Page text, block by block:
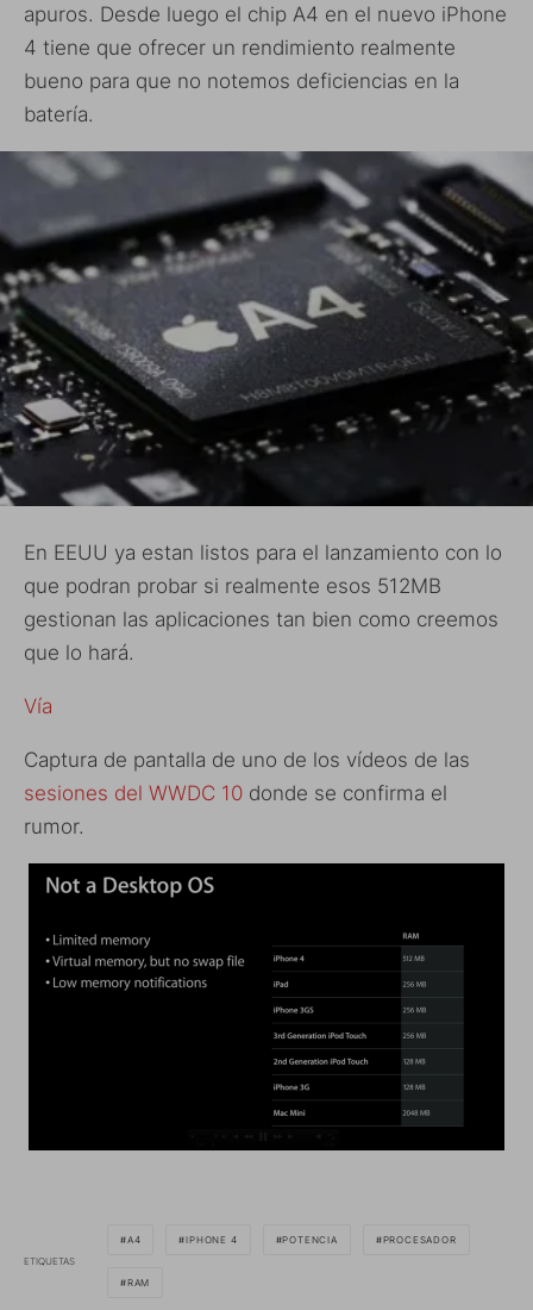
apuros. Desde luego el chip A4 en el nuevo iPhone
4 tiene que ofrecer un rendimiento realmente
bueno para que no notemos deficiencias en la
batería.
En EEUU ya estan listos para el lanzamiento con lo
que podran probar si realmente esos 512MB
gestionan las aplicaciones tan bien como creemos
que lo hará.
Vía
Captura de pantalla de uno de los vídeos de las
sesiones del WWDC 10 donde se confirma el
rumor.
ETIQUETAS
A4 IPHONE 4 POTENCIA PROCESADOR
RAM